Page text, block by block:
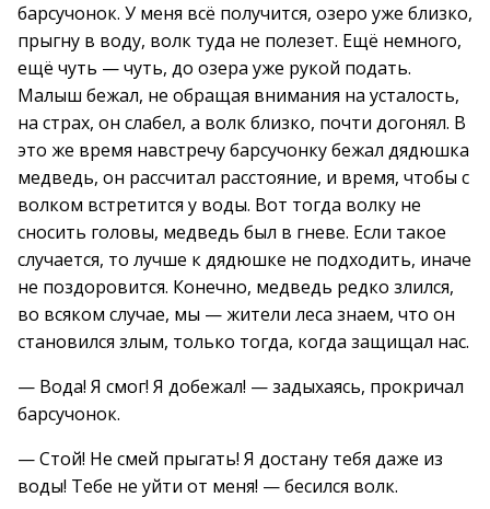
барсучонок. У меня всё получится, озеро уже близко,
прыгну в воду, волк туда не полезет. Ещё немного,
ещё чуть — чуть, до озера уже рукой подать.
Малыш бежал, не обращая внимания на усталость,
на страх, он слабел, а волк близко, почти догонял. В
это же время навстречу барсучонку бежал дядюшка
медведь, он рассчитал расстояние, и время, чтобы с
волком встретится у воды. Вот тогда волку не
сносить головы, медведь был в гневе. Если такое
случается, то лучше к дядюшке не подходить, иначе
не поздоровится. Конечно, медведь редко злился,
во всяком случае, мы — жители леса знаем, что он
становился злым, только тогда, когда защищал нас.
— Вода! Я смог! Я добежал! — задыхаясь, прокричал
барсучонок.
— Стой! Не смей прыгать! Я достану тебя даже из
воды! Тебе не уйти от меня! — бесился волк.